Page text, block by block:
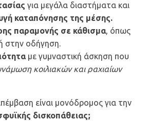
για μεγάλα διαστήματα και
καταπόνησης της μέσης.
παραμονής σε κάθισμα, όπως
στην οδήγηση.
με γυμναστική άσκηση που
κοιλιακών και ραχιαίων
είναι μονόδρομος για την
δισκοπάθειας;